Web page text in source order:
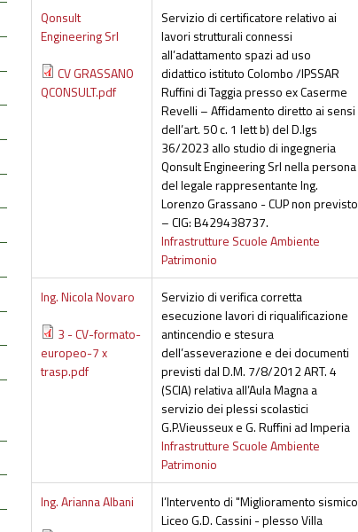
Qonsult
Engineering Srl
CV GRASSANO
QCONSULT.pdf
Servizio di certificatore relativo ai
lavori strutturali connessi
all’adattamento spazi ad uso
didattico istituto Colombo /IPSSAR
Ruffini di Taggia presso ex Caserme
Revelli – Affidamento diretto ai sensi
dell’art. 50 c. 1 lett b) del D.lgs
36/2023 allo studio di ingegneria
Qonsult Engineering Srl nella persona
del legale rappresentante Ing.
Lorenzo Grassano - CUP non previsto
– CIG: B429438737.
Infrastrutture Scuole Ambiente
Patrimonio
Ing. Nicola Novaro
3 - CV-formato-
europeo-7 x
trasp.pdf
Servizio di verifica corretta
esecuzione lavori di riqualificazione
antincendio e stesura
dell’asseverazione e dei documenti
previsti dal D.M. 7/8/2012 ART. 4
(SCIA) relativa all’Aula Magna a
servizio dei plessi scolastici
G.P.Vieusseux e G. Ruffini ad Imperia
Infrastrutture Scuole Ambiente
Patrimonio
Ing. Arianna Albani
l’Intervento di "Miglioramento sismico
Liceo G.D. Cassini - plesso Villa